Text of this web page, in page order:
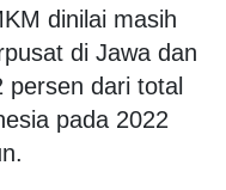
dinilai masih
di Jawa dan
persen dari total
pada 2022